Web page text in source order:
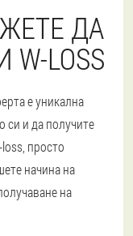
ДА
LOSS
е уникална
си и да получите
просто
начина на
на